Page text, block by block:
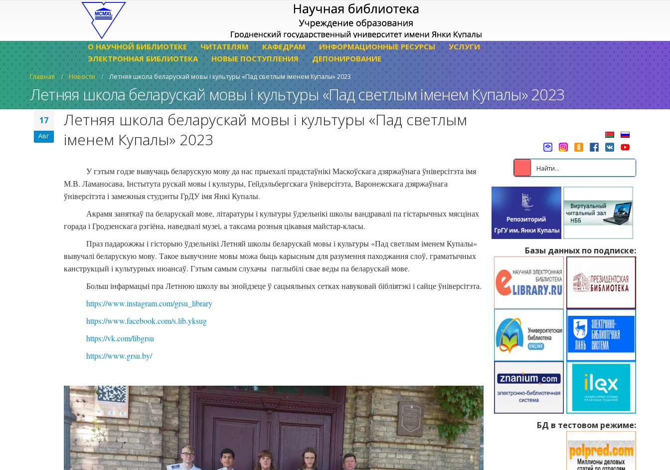
О НАУЧНОЙ БИБЛИОТЕКЕ ЧИТАТЕЛЯМ КАФЕДРАМ ИНФОРМАЦИОННЫЕ РЕСУРСЫ
УСЛУГИ
ЭЛЕКТРОННАЯ БИБЛИОТЕКА
НОВЫЕ ПОСТУПЛЕНИЯ ДЕПОНИРОВАНИЕ
Главная Новости Летняя школа беларускай мовы і культуры «Пад светлым іменем Купалы» 2023
Летняя школа беларускай мовы і культуры «Пад светлым іменем Купалы» 2023
17
Авг
Летняя школа беларускай мовы і культуры «Пад светлым
іменем Купалы» 2023
У гэтым годзе вывучаць беларускую мову да нас прыехалі прадстаўнікі Маскоўскага дзяржаўнага ўніверсітэта імя
М.В. Ламаносава, Інстытута рускай мовы і культуры, Гейдэльбергскага ўніверсітэта, Варонежскага дзяржаўнага
ўніверсітэта і замежныя студэнты ГрДУ імя Янкі Купалы.
Акрамя заняткаў па беларускай мове, літаратуры і культуры ўдзельнікі школы вандравалі па гістарычных мясцінах
горада і Гродзенскага рэгіёна, наведвалі музеі, а таксама розныя цікавыя майстар-класы.
Праз падарожжы і гісторыю ўдзельнікі Летняй школы беларускай мовы і культуры «Пад светлым іменем Купалы»
вывучалі беларускую мову. Такое вывучэнне мовы можа быць карысным для разумення паходжання слоў, граматычных
канструкцый і культурных нюансаў. Гэтым самым слухачы паглыбілі свае веды па беларускай мове.
Больш інфармацыі пра Летнюю школу вы знойдзеце ў сацыяльных сетках навуковай бібліятэкі і сайце ўніверсітэта.
https://www.instagram.com/grsu_library
https://www.facebook.com/s.lib.yksug
https://vk.com/libgrsu
https://www.grsu.by/
Базы данных по подписке:
БД в тестовом режиме: